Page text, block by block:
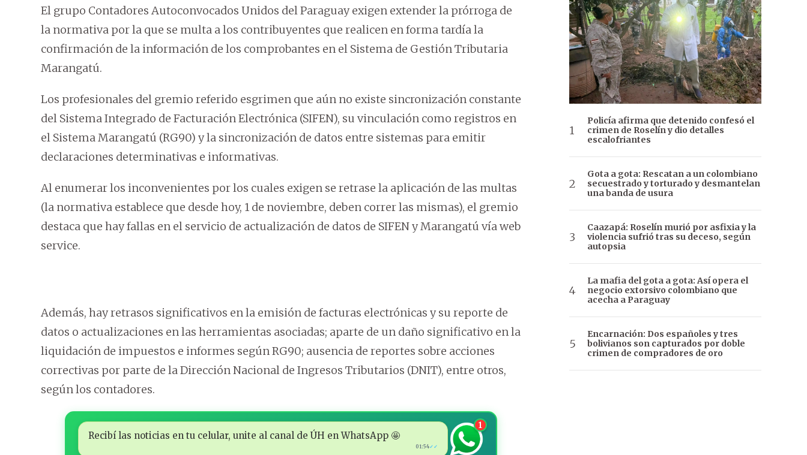
El grupo Contadores Autoconvocados Unidos del Paraguay exigen extender la prórroga de
la normativa por la que se multa a los contribuyentes que realicen en forma tardía la
confirmación de la información de los comprobantes en el Sistema de Gestión Tributaria
Marangatú.
Los profesionales del gremio referido esgrimen que aún no existe sincronización constante
del Sistema Integrado de Facturación Electrónica (SIFEN), su vinculación como registros en
el Sistema Marangatú (RG90) y la sincronización de datos entre sistemas para emitir
declaraciones determinativas e informativas.
Al enumerar los inconvenientes por los cuales exigen se retrase la aplicación de las multas
(la normativa establece que desde hoy, 1 de noviembre, deben correr las mismas), el gremio
destaca que hay fallas en el servicio de actualización de datos de SIFEN y Marangatú vía web
service.
Además, hay retrasos significativos en la emisión de facturas electrónicas y su reporte de
datos o actualizaciones en las herramientas asociadas; aparte de un daño significativo en la
liquidación de impuestos e informes según RG90; ausencia de reportes sobre acciones
correctivas por parte de la Dirección Nacional de Ingresos Tributarios (DNIT), entre otros,
según los contadores.
Recibí las noticias en tu celular, unite al canal de ÚH en WhatsApp 🤩
01:54✓✓
1
Policía afirma que detenido confesó el
crimen de Roselín y dio detalles
escalofriantes
Gota a gota: Rescatan a un colombiano
secuestrado y torturado y desmantelan
una banda de usura
Caazapá: Roselín murió por asfixia y la
violencia sufrió tras su deceso, según
autopsia
La mafia del gota a gota: Así opera el
negocio extorsivo colombiano que
acecha a Paraguay
Encarnación: Dos españoles y tres
bolivianos son capturados por doble
crimen de compradores de oro